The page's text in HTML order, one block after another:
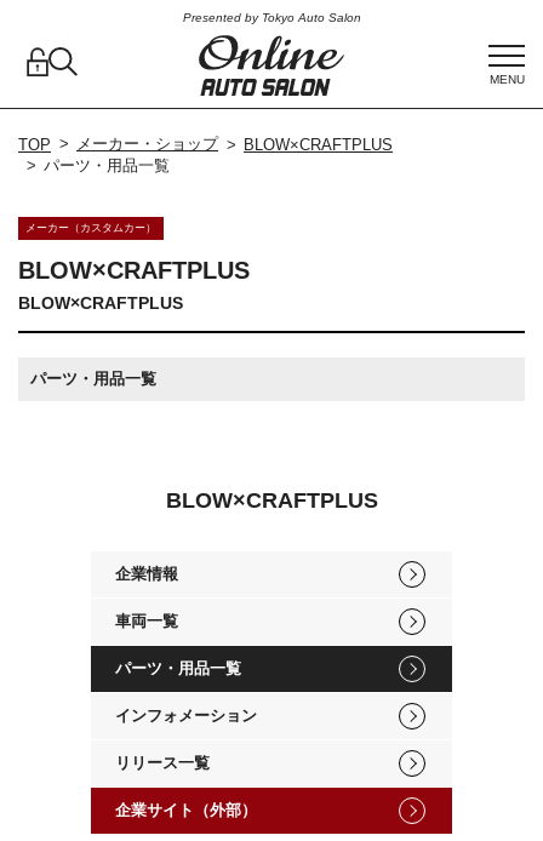
Presented by Tokyo Auto Salon
MENU
TOP メーカー・ショップ
BLOW×CRAFTPLUS
パーツ・用品一覧
メーカー（カスタムカー）
BLOW×CRAFTPLUS
BLOW×CRAFTPLUS
パーツ・用品一覧
BLOW×CRAFTPLUS
企業情報
車両一覧
パーツ・用品一覧
インフォメーション
リリース一覧
企業サイト（外部）